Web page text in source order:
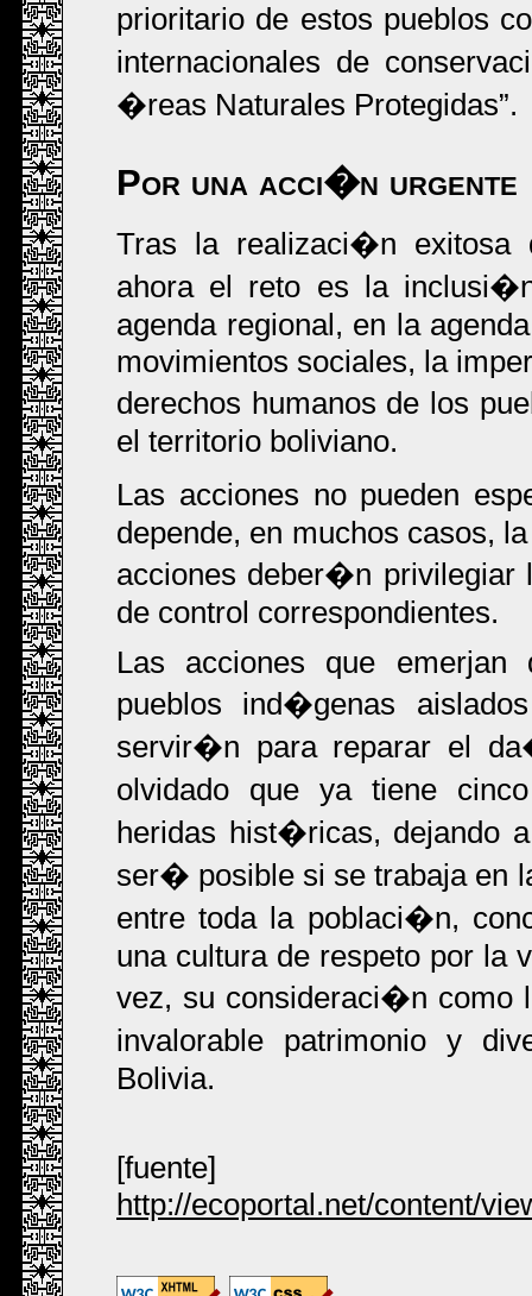
prioritario de estos pueblos
internacionales de
�reas Naturales Protegidas .
Por una acci�n urgente
Tras la realizaci�n exitosa
ahora el reto es la
agenda regional, en la
movimientos sociales, la
derechos humanos de los
el territorio boliviano.
Las acciones no pueden
depende, en muchos casos,
acciones deber�n
de control correspondientes.
Las acciones que
pueblos ind�genas
servir�n para reparar el
olvidado que ya tiene
heridas hist�ricas, dejando
ser� posible si se trabaja en
entre toda la poblaci�n,
una cultura de respeto por la
vez, su consideraci�n
invalorable patrimonio y
Bolivia.
[fuente]
http://ecoportal.net/content/